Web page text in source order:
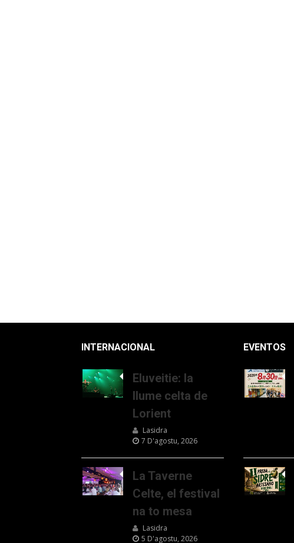
INTERNACIONAL
Eluveitie: la
llume celta de
Lorient
Lasidra
7 D'agostu, 2026
La Taverne
Celte, el festival
na to mesa
Lasidra
5 D'agostu, 2026
EVENTOS